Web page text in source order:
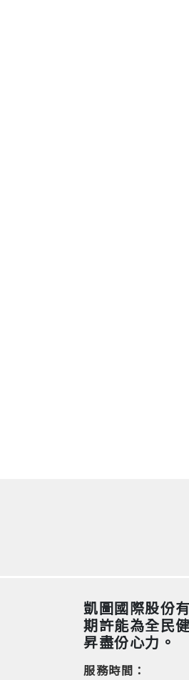
凱圖國際股份
期許能為全民
昇盡份心力。
服務時間：